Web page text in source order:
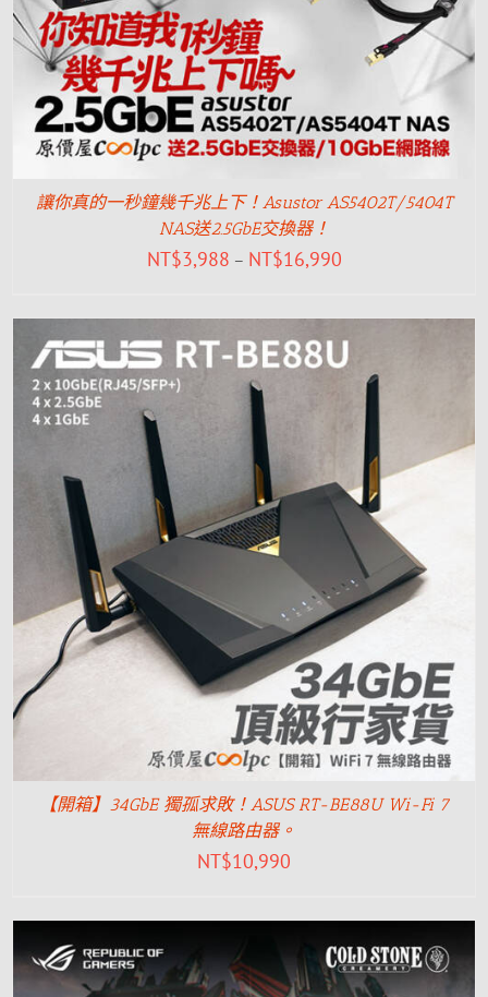
讓你真的一秒鐘幾千兆上下！Asustor AS5402T/5404T
NAS送2.5GbE交換器！
NT$3,988 – NT$16,990
【開箱】34GbE 獨孤求敗！ASUS RT-BE88U Wi-Fi 7
無線路由器。
NT$10,990